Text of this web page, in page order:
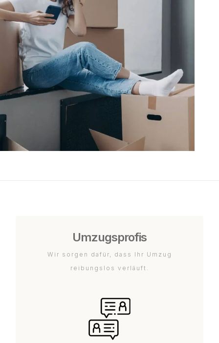
Umzugsprofis
Wir sorgen dafür, dass Ihr Umzug
reibungslos verläuft.